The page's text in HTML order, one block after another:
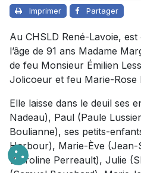
Imprimer Partager
Au CHSLD René-Lavoie,
l’âge de 91 ans Madame
de feu Monsieur Émilien
Jolicoeur et feu Marie-Rose
Elle laisse dans le deuil ses
Nadeau), Paul (Paule
Boulianne), ses petits-
Harbour), Marie-Ève (Jean-
(Caroline Perreault), Julie